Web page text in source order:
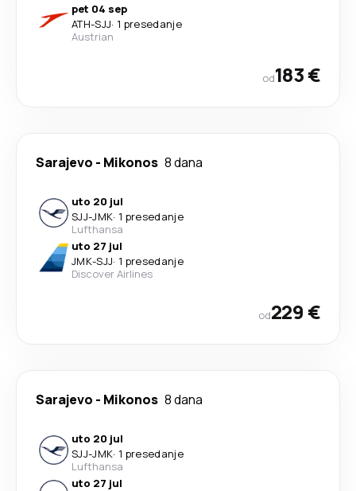
pet 04 sep
ATH-SJJ· 1 presedanje
Austrian
od183 €
Sarajevo - Mikonos 8 dana
uto 20 jul
SJJ-JMK· 1 presedanje
Lufthansa
uto 27 jul
JMK-SJJ· 1 presedanje
Discover Airlines
od229 €
Sarajevo - Mikonos 8 dana
uto 20 jul
SJJ-JMK· 1 presedanje
Lufthansa
uto 27 jul